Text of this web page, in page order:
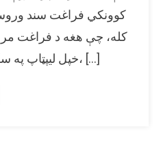
کوونکي فراغت سند
کله، چې هغه د فراغت
خپل لیپټاپ په سکرین هغه تاریچه وښوده، […]